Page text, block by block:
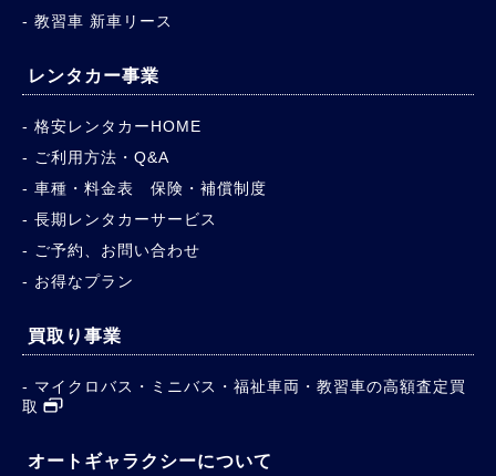
教習車 新車リース
レンタカー事業
格安レンタカーHOME
ご利用方法・Q&A
車種・料金表 保険・補償制度
長期レンタカーサービス
ご予約、お問い合わせ
お得なプラン
買取り事業
マイクロバス・ミニバス・福祉車両・教習車の高額査定買
取
オートギャラクシーについて